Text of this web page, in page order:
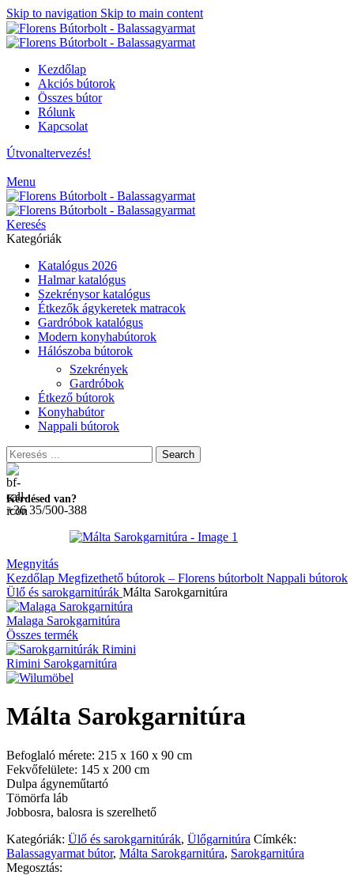
Skip to navigation Skip to main content
Kezdőlap
Akciós bútorok
Összes bútor
Rólunk
Kapcsolat
Útvonaltervezés!
Menu
Keresés
Kategóriák
Katalógus 2026
Halmar katalógus
Szekrénysor katalógus
Étkezők ágykeretek matracok
Gardróbok katalógus
Modern konyhabútorok
Hálószoba bútorok
Szekrények
Gardróbok
Étkező bútorok
Konyhabútor
Nappali bútorok
Search
Kérdésed van?
+36 35/500-388
Megnyitás
Kezdőlap Megfizethető bútorok – Florens bútorbolt Nappali bútorok
Ülő és sarokgarnitúrák Málta Sarokgarnitúra
Malaga Sarokgarnitúra
Összes termék
Rimini Sarokgarnitúra
Málta Sarokgarnitúra
Befoglaló mérete: 215 x 160 x 90 cm
Fekvőfelülete: 145 x 200 cm
Dulpa ágyneműtartó
Tömörfa láb
Jobbosra, balosra is szerelhető
Kategóriák: Ülő és sarokgarnitúrák, Ülőgarnitúra Címkék:
Balassagyarmat bútor, Málta Sarokgarnitúra, Sarokgarnitúra
Megosztás: